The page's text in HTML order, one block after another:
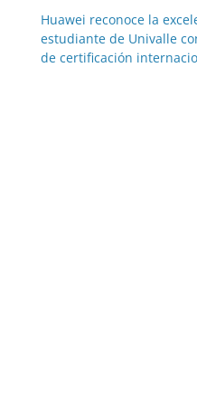
Huawei reconoce la
estudiante de Univalle
de certificación